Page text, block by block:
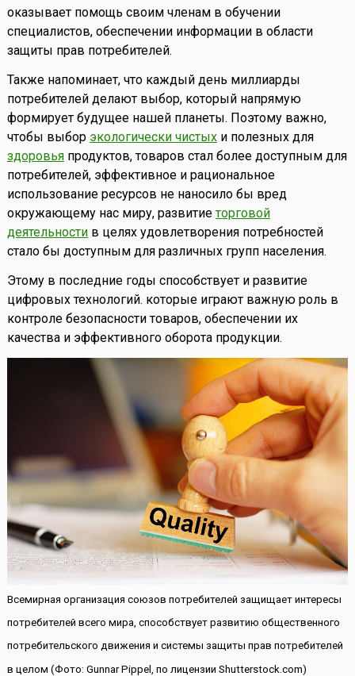
оказывает помощь своим членам в обучении
специалистов, обеспечении информации в области
защиты прав потребителей.
Также напоминает, что каждый день миллиарды
потребителей делают выбор, который напрямую
формирует будущее нашей планеты. Поэтому важно,
чтобы выбор экологически чистыхи полезных для
здоровьяпродуктов, товаров стал более доступным для
потребителей, эффективное и рациональное
использование ресурсов не наносило бы вред
окружающему нас миру, развитие торговой
деятельностив целях удовлетворения потребностей
стало бы доступным для различных групп населения.
Этому в последние годы способствует и развитие
цифровых технологий. которые играют важную роль в
контроле безопасности товаров, обеспечении их
качества и эффективного оборота продукции.
Всемирная организация союзов потребителей защищает интересы
потребителей всего мира, способствует развитию общественного
потребительского движения и системы защиты прав потребителей
в целом (Фото: Gunnar Pippel, по лицензии Shutterstock.com)